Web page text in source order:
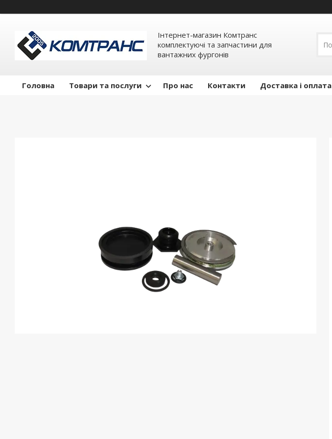
Інтернет-магазин Комтранс
комплектуючі та запчастини для
вантажних фургонів
Головна Товари та послуги Про нас Контакти Доставка і оплата